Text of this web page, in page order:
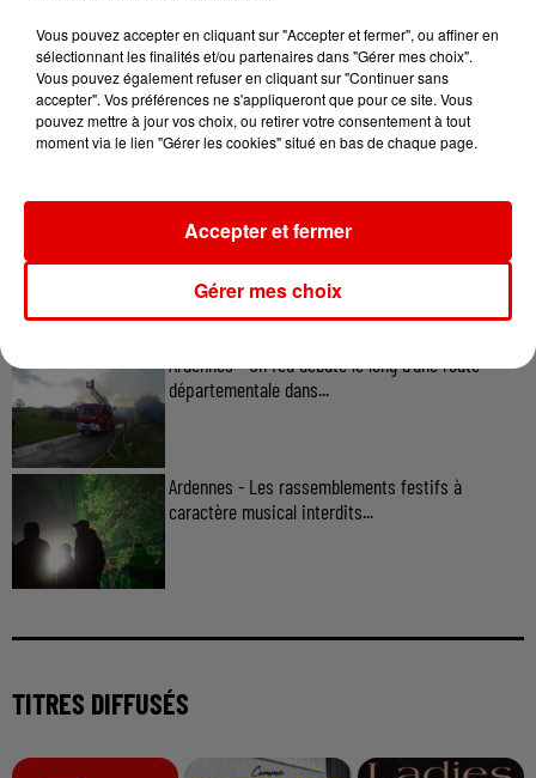
CORDULA
Ardennes - Bon anniversaire Woinic !
Ardennes - Un feu débute le long d'une route
départementale dans...
Ardennes - Les rassemblements festifs à
caractère musical interdits...
TITRES DIFFUSÉS
Vous pouvez accepter en cliquant sur "Accepter et fermer", ou affiner en
sélectionnant les finalités et/ou partenaires dans "Gérer mes choix".
Vous pouvez également refuser en cliquant sur "Continuer sans
accepter". Vos préférences ne s'appliqueront que pour ce site. Vous
pouvez mettre à jour vos choix, ou retirer votre consentement à tout
moment via le lien "Gérer les cookies" situé en bas de chaque page.
Gérer mes choix
Accepter et fermer